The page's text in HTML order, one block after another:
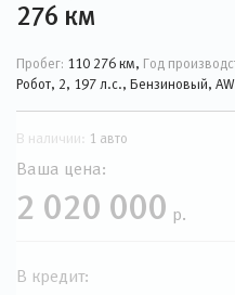
276 км
Пробег: 110 276 км, Год
Робот, 2, 197 л.с., Бензиновый,
В наличии: 1 авто
Ваша цена:
2 020 000 р.
В кредит: